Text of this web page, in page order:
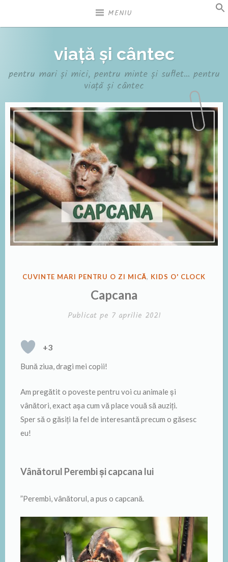
MENIU
viață și cântec
pentru mari și mici, pentru minte și suflet… pentru
viață și cântec
PUBLICAT
CUVINTE MARI PENTRU O ZI MICĂ, KIDS O' CLOCK
Capcana
Publicat pe 7 aprilie 2021
+3
Bună ziua, dragi mei copii!
Am pregătit o poveste pentru voi cu animale și
vânători, exact așa cum vă place vouă să auziți.
Sper să o găsiți la fel de interesantă precum o găsesc
eu!
Vânătorul Perembi și capcana lui
”Perembi, vânătorul, a pus o capcană.